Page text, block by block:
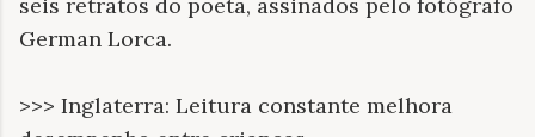
German Lorca.
>>> Inglaterra: Leitura constante melhora